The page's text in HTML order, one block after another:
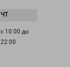
с 10:00 до
22:00